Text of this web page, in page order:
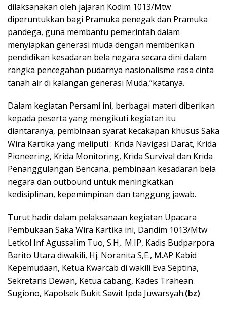
dilaksanakan oleh jajaran Kodim 1013/Mtw
diperuntukkan bagi Pramuka penegak dan Pramuka
pandega, guna membantu pemerintah dalam
menyiapkan generasi muda dengan memberikan
pendidikan kesadaran bela negara secara dini dalam
rangka pencegahan pudarnya nasionalisme rasa cinta
tanah air di kalangan generasi Muda,”katanya.
Dalam kegiatan Persami ini, berbagai materi diberikan
kepada peserta yang mengikuti kegiatan itu
diantaranya, pembinaan syarat kecakapan khusus Saka
Wira Kartika yang meliputi : Krida Navigasi Darat, Krida
Pioneering, Krida Monitoring, Krida Survival dan Krida
Penanggulangan Bencana, pembinaan kesadaran bela
negara dan outbound untuk meningkatkan
kedisiplinan, kepemimpinan dan tanggung jawab.
Turut hadir dalam pelaksanaan kegiatan Upacara
Pembukaan Saka Wira Kartika ini, Dandim 1013/Mtw
Letkol Inf Agussalim Tuo, S.H,. M.IP, Kadis Budparpora
Barito Utara diwakili, Hj. Noranita S,E., M.AP Kabid
Kepemudaan, Ketua Kwarcab di wakili Eva Septina,
Sekretaris Dewan, Ketua cabang, Kades Trahean
Sugiono, Kapolsek Bukit Sawit Ipda Juwarsyah.(bz)